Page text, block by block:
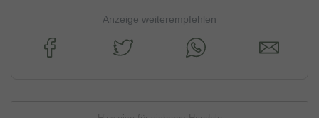
Anzeige weiterempfehlen